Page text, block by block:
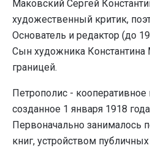
Маковский Сергей
художественный критик,
Основатель и редактор (до
Сын художника Константина
границей.
Петрополис - кооперативное
созданное 1 января 1918
Первоначально занималось
книг, устройством